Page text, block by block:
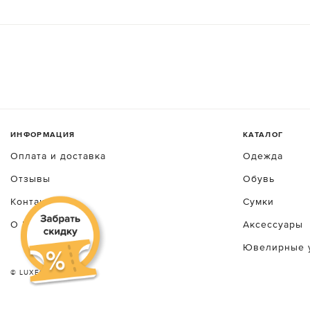
ИНФОРМАЦИЯ
Оплата и доставка
Отзывы
Контакты
О luxecrime
КАТАЛОГ
Одежда
Обувь
Сумки
Аксессуары
Ювелирные
© LUXEСRIME 2026